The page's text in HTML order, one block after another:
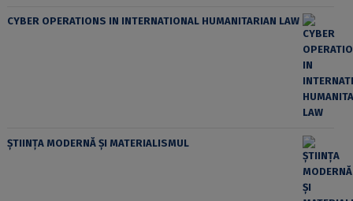
CYBER OPERATIONS IN INTERNATIONAL HUMANITARIAN LAW
ȘTIINȚA MODERNĂ ȘI MATERIALISMUL